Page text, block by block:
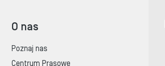
O nas
Poznaj nas
Centrum Prasowe